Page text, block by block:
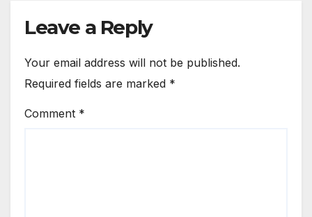
Leave a Reply
Your email address will not be published.
Required fields are marked *
Comment *